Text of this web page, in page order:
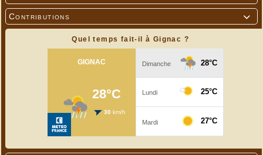

Contributions
Quel temps fait-il à Gignac ?